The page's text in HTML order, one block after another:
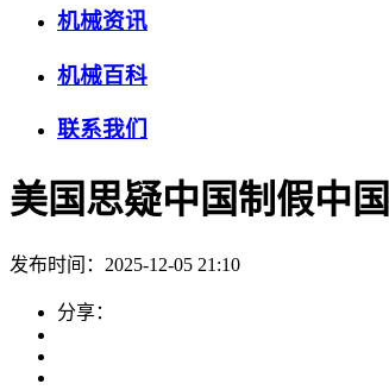
机械资讯
机械百科
联系我们
美国思疑中国制假中
发布时间：2025-12-05 21:10
分享：